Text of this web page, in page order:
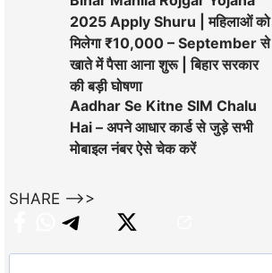
2025 Apply Shuru | महिलाओं को
मिलेगा ₹10,000 – September से
खाते में पैसा आना शुरू | बिहार सरकार
की बड़ी घोषणा
Aadhar Se Kitne SIM Chalu
Hai – अपने आधार कार्ड से जुड़े सभी
मोबाइल नंबर ऐसे चेक करें
SHARE -->>